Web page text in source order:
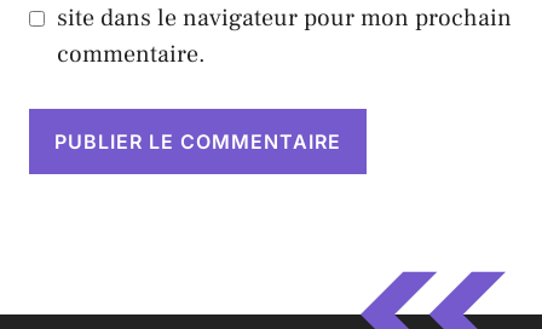
site dans le navigateur pour mon prochain
commentaire.
e